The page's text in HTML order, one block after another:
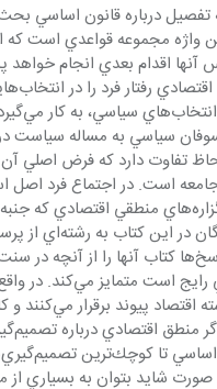
واژه مجموعه قواعدي است كه
آنها اقدام بعدي انجام خواهد
كتاب
با آن روبه‌روست
سياسي به مساله سياست
تفاوت دارد كه فرض اصلي آن
جامعه است. در اجتماع فرد
محاسبات او بر مبناي گزاره‌هاي منطقي اقتصادي
مثبت مي‌دهند. اين پاسخ‌ها كتاب آنها را از آنچه
سياسي و نظريه سياسي رايج است
رشته علوم سياسي و رشته
صورت شايد بتوان به بسياري از